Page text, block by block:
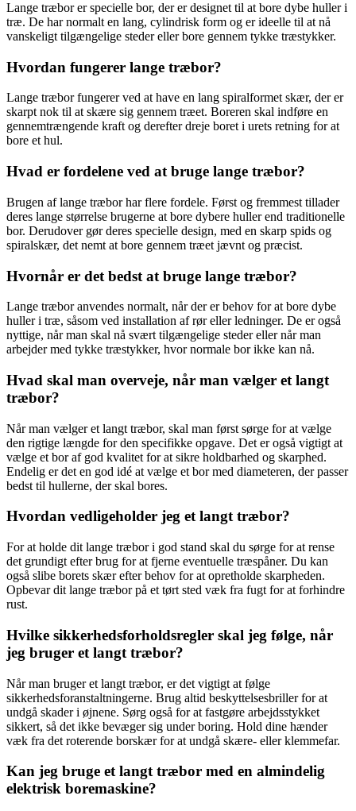
Lange træbor er specielle bor, der er designet til at bore dybe huller i
træ. De har normalt en lang, cylindrisk form og er ideelle til at nå
vanskeligt tilgængelige steder eller bore gennem tykke træstykker.
Hvordan fungerer lange træbor?
Lange træbor fungerer ved at have en lang spiralformet skær, der er
skarpt nok til at skære sig gennem træet. Boreren skal indføre en
gennemtrængende kraft og derefter dreje boret i urets retning for at
bore et hul.
Hvad er fordelene ved at bruge lange træbor?
Brugen af lange træbor har flere fordele. Først og fremmest tillader
deres lange størrelse brugerne at bore dybere huller end traditionelle
bor. Derudover gør deres specielle design, med en skarp spids og
spiralskær, det nemt at bore gennem træet jævnt og præcist.
Hvornår er det bedst at bruge lange træbor?
Lange træbor anvendes normalt, når der er behov for at bore dybe
huller i træ, såsom ved installation af rør eller ledninger. De er også
nyttige, når man skal nå svært tilgængelige steder eller når man
arbejder med tykke træstykker, hvor normale bor ikke kan nå.
Hvad skal man overveje, når man vælger et langt
træbor?
Når man vælger et langt træbor, skal man først sørge for at vælge
den rigtige længde for den specifikke opgave. Det er også vigtigt at
vælge et bor af god kvalitet for at sikre holdbarhed og skarphed.
Endelig er det en god idé at vælge et bor med diameteren, der passer
bedst til hullerne, der skal bores.
Hvordan vedligeholder jeg et langt træbor?
For at holde dit lange træbor i god stand skal du sørge for at rense
det grundigt efter brug for at fjerne eventuelle træspåner. Du kan
også slibe borets skær efter behov for at opretholde skarpheden.
Opbevar dit lange træbor på et tørt sted væk fra fugt for at forhindre
rust.
Hvilke sikkerhedsforholdsregler skal jeg følge, når
jeg bruger et langt træbor?
Når man bruger et langt træbor, er det vigtigt at følge
sikkerhedsforanstaltningerne. Brug altid beskyttelsesbriller for at
undgå skader i øjnene. Sørg også for at fastgøre arbejdsstykket
sikkert, så det ikke bevæger sig under boring. Hold dine hænder
væk fra det roterende borskær for at undgå skære- eller klemmefar.
Kan jeg bruge et langt træbor med en almindelig
elektrisk boremaskine?